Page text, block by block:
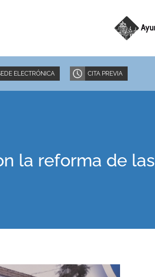
ELECTRÓNICA CITA PREVIA
la reforma de las